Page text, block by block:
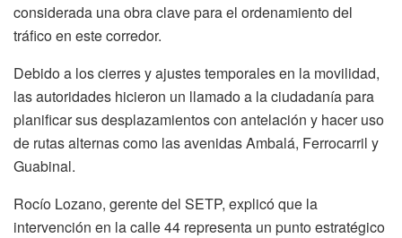
considerada una obra clave para el ordenamiento del
tráfico en este corredor.
Debido a los cierres y ajustes temporales en la movilidad,
las autoridades hicieron un llamado a la ciudadanía para
planificar sus desplazamientos con antelación y hacer uso
de rutas alternas como las avenidas Ambalá, Ferrocarril y
Guabinal.
Rocío Lozano, gerente del SETP, explicó que la
intervención en la calle 44 representa un punto estratégico